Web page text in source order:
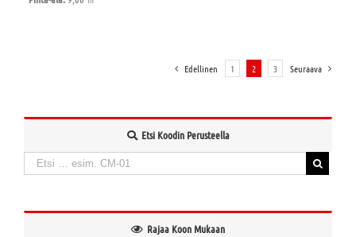
Edellinen 1 2 3 Seuraava
Etsi Koodin Perusteella
Haku:
Rajaa Koon Mukaan